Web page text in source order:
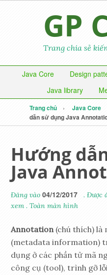
GP
Trang chia sẻ
Java Core Design
Java library
Trang chủ Java Core
dẫn sử dụng Java
Hướng
Java
Đăng vào04/12/2017 . Được
xem .Toàn màn hình
Annotation(chú thích) là
(metadata information)
dụng ở các phần tử mã
công cụ (tool), trình gỡ